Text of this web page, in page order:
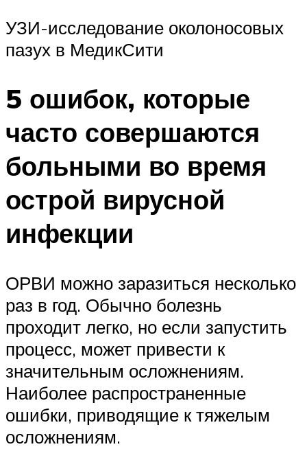
УЗИ-исследование околоносовых
пазух в МедикСити
5 ошибок, которые
часто совершаются
больными во время
острой вирусной
инфекции
ОРВИ можно заразиться несколько
раз в год. Обычно болезнь
проходит легко, но если запустить
процесс, может привести к
значительным осложнениям.
Наиболее распространенные
ошибки, приводящие к тяжелым
осложнениям.